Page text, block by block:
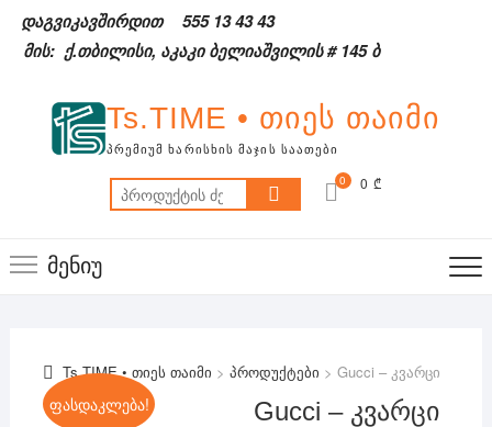
content
დაგვიკავშირდით
555 13 43 43
მის: ქ.თბილისი, აკაკი ბელიაშვილის # 145 ბ
Ts.TIME • თიეს თაიმი
ᲞᲠᲔᲛᲘᲣᲛ ᲮᲐᲠᲘᲡᲮᲘᲡ ᲛᲐᲯᲘᲡ ᲡᲐᲐᲗᲔᲑᲘ
ძებნა: 0 0 ₾
მენიუ
Ts.TIME • თიეს თაიმი > პროდუქტები > Gucci – კვარცი
ფასდაკლება! Gucci – კვარცი